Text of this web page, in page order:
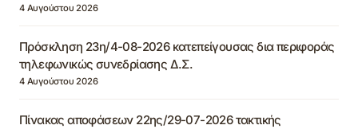
4 Αυγούστου 2026
Πρόσκληση 23η/4-08-2026 κατεπείγουσας δια περιφοράς
τηλεφωνικώς συνεδρίασης Δ.Σ.
4 Αυγούστου 2026
Πίνακας αποφάσεων 22ης/29-07-2026 τακτικής